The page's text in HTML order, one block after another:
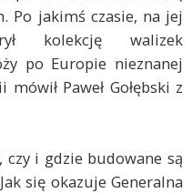
Po jakimś czasie, na jej
kolekcję walizek
po Europie nieznanej
Paweł Gołębski z
czy i gdzie budowane są
się okazuje Generalna